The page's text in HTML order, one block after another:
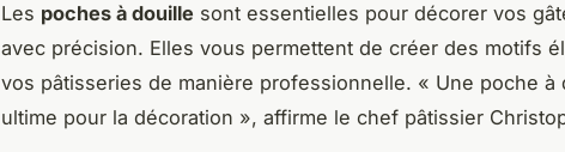
Les poches à douille sont essentielles pour décorer vos
avec précision. Elles vous permettent de créer des motifs
vos pâtisseries de manière professionnelle. « Une poche à
ultime pour la décoration », affirme le chef pâtissier